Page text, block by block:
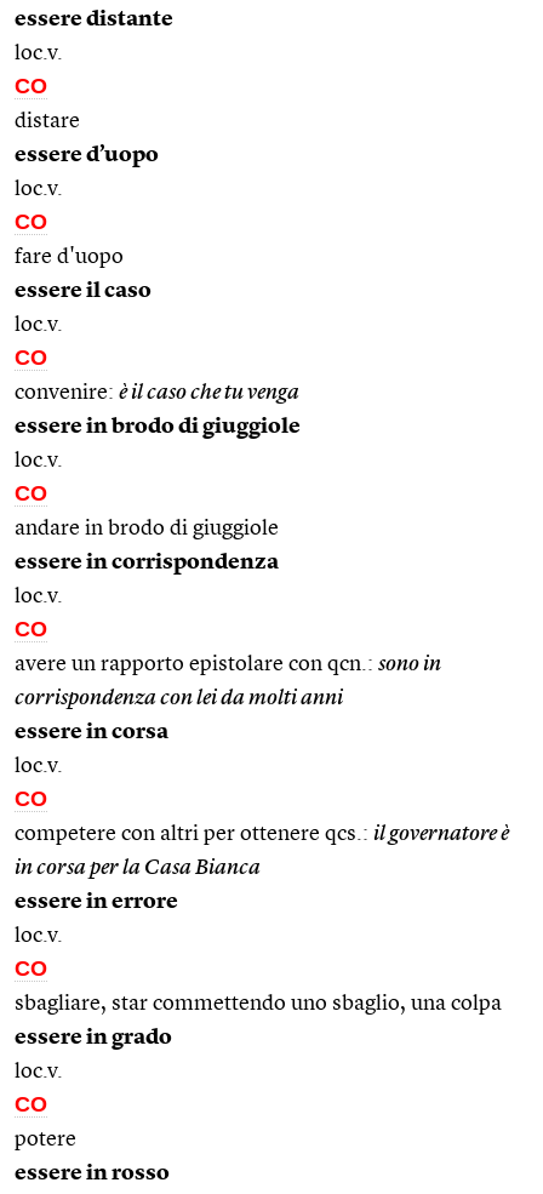
essere distante
loc.v.
CO
distare
essere d’uopo
loc.v.
CO
fare d'uopo
essere il caso
loc.v.
CO
convenire: è il caso che tu venga
essere in brodo di giuggiole
loc.v.
CO
andare in brodo di giuggiole
essere in corrispondenza
loc.v.
CO
avere un rapporto epistolare con qcn.: sono in
corrispondenza con lei da molti anni
essere in corsa
loc.v.
CO
competere con altri per ottenere qcs.: il governatore è
in corsa per la Casa Bianca
essere in errore
loc.v.
CO
sbagliare, star commettendo uno sbaglio, una colpa
essere in grado
loc.v.
CO
potere
essere in rosso